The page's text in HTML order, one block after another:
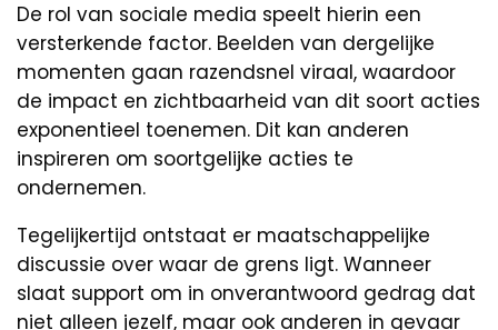
De rol van sociale media speelt hierin een
versterkende factor. Beelden van dergelijke
momenten gaan razendsnel viraal, waardoor
de impact en zichtbaarheid van dit soort acties
exponentieel toenemen. Dit kan anderen
inspireren om soortgelijke acties te
ondernemen.
Tegelijkertijd ontstaat er maatschappelijke
discussie over waar de grens ligt. Wanneer
slaat support om in onverantwoord gedrag dat
niet alleen jezelf, maar ook anderen in gevaar